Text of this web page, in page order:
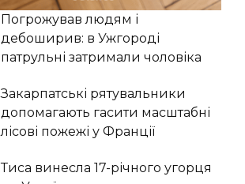
Погрожував людям і
дебоширив: в Ужгороді
патрульні затримали чоловіка
Закарпатські рятувальники
допомагають гасити масштабні
лісові пожежі у Франції
Тиса винесла 17-річного угорця